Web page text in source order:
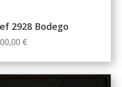
2928 Bodego
€